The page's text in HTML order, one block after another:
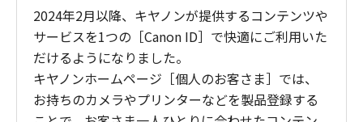
2024年2月以降、キヤノンが提供するコンテンツや
サービスを1つの［Canon ID］で快適にご利用いた
だけるようになりました。
キヤノンホームページ［個人のお客さま］では、
お持ちのカメラやプリンターなどを製品登録する